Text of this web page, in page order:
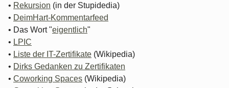
• Rekursion (in der Stupidedia)
• DeimHart-Kommentarfeed
• Das Wort "eigentlich"
• LPIC
• Liste der IT-Zertifikate (Wikipedia)
• Dirks Gedanken zu Zertifikaten
• Coworking Spaces (Wikipedia)